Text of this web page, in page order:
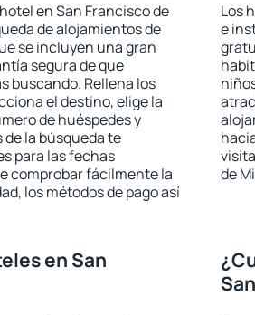
en San Francisco de
de alojamientos de
se incluyen una gran
segura de que
buscando. Rellena los
el destino, elige la
de huéspedes y
la búsqueda te
para las fechas
comprobar fácilmente la
los métodos de pago así
Los
e
de
en San